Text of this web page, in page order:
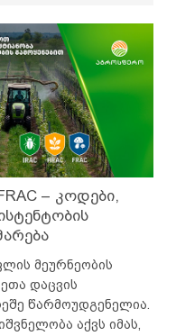
– კოდები,
მეურნეობის
დაცვის
წარმოუდგენელია.
აქვს იმას,